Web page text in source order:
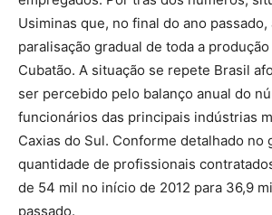
Usiminas que, no final do ano passado,
paralisação gradual de toda a
Cubatão. A situação se repete Brasil
ser percebido pelo balanço anual do
funcionários das principais indústrias
Caxias do Sul. Conforme detalhado no
quantidade de profissionais
de 54 mil no início de 2012 para 36,9
passado.